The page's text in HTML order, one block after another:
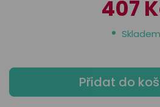
407
Skladem
Přidat do